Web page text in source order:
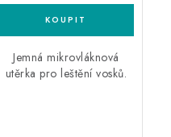
Jemná mikrovláknová
utěrka pro leštění vosků.